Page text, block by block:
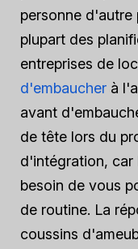
personne d'autre
plupart des
entreprises de
d'embaucher à
avant
de tête lors du
d'intégration, car
besoin de vous
de routine. La
coussins